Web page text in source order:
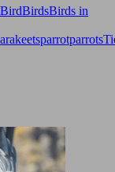
BirdBirdsBirds in
parrotparrots